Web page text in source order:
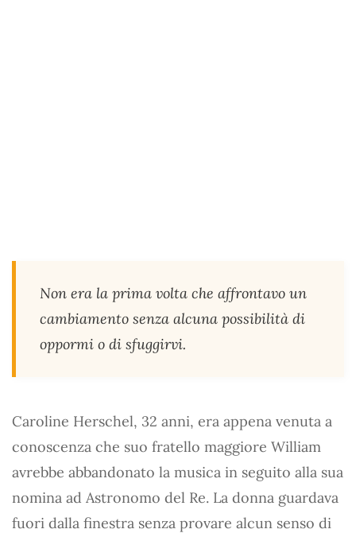
Non era la prima volta che affrontavo un
cambiamento senza alcuna possibilità di
oppormi o di sfuggirvi.
Caroline Herschel, 32 anni, era appena venuta a
conoscenza che suo fratello maggiore William
avrebbe abbandonato la musica in seguito alla sua
nomina ad Astronomo del Re. La donna guardava
fuori dalla finestra senza provare alcun senso di